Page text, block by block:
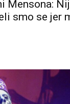
Mensona:
smo se jer